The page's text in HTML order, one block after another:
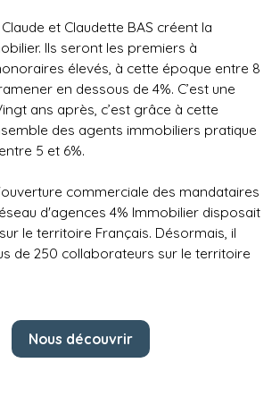
et Claudette BAS créent la
Ils seront les premiers à
élevés, à cette époque entre 8
en dessous de 4%. C’est une
ans après, c’est grâce à cette
des agents immobiliers pratique
5 et 6%.
commerciale des mandataires
d'agences 4% Immobilier disposait
le territoire Français. Désormais, il
de 250 collaborateurs sur le territoire
Nous découvrir